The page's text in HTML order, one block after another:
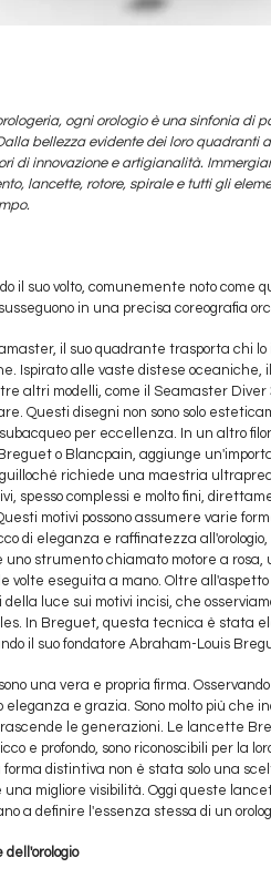
ogni orologio è una sinfonia di
bellezza evidente dei loro quadranti
di innovazione e artigianalità.
lancette, rotore, spirale e tutti gli
il suo volto, comunemente noto come
susseguono in una precisa coreografia
il suo quadrante trasporta chi
Ispirato alle vaste distese oceaniche, il
altri modelli, come il Seamaster Diver
Questi disegni non sono solo
per eccellenza. In un altro
o Blancpain, aggiunge
richiede una maestria
spesso complessi e molto fini,
motivi possono assumere varie
di eleganza e raffinatezza
strumento chiamato motore a
volte eseguita a mano. Oltre
luce sui motivi incisi, che
In Breguet, questa tecnica è stata
il suo fondatore Abraham-Louis
una vera e propria firma.
e grazia. Sono molto più che
le generazioni. Le lancette
e profondo, sono riconoscibili per la
distintiva non è stata solo una
migliore visibilità. Oggi queste
a definire l'essenza stessa di un